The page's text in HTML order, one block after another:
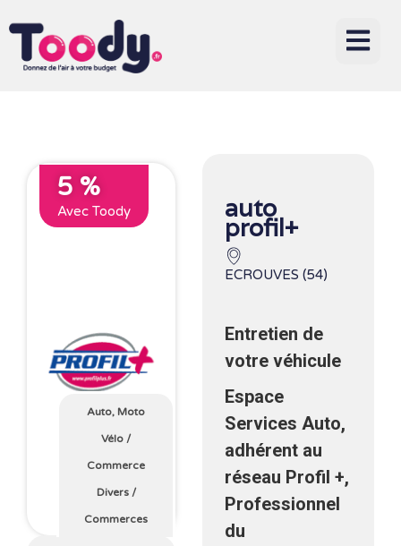
5 %
Avec Toody
Auto, Moto
Vélo /
Commerce
Divers/
Commerces
auto
profil+
ECROUVES (54)
Entretien de
votre véhicule
Espace
Services Auto,
adhérent au
réseau Profil +,
Professionnel
du